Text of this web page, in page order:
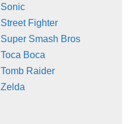
Sonic
Street Fighter
Super Smash Bros
Toca Boca
Tomb Raider
Zelda